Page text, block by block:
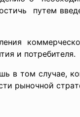
путем
и потребителя.
в том cлучaе,
рыночной